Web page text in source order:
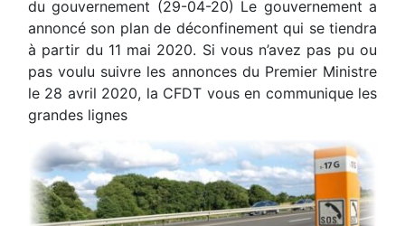
du gouvernement (29-04-20) Le gouvernement a
annoncé son plan de déconfinement qui se tiendra
à partir du 11 mai 2020. Si vous n’avez pas pu ou
pas voulu suivre les annonces du Premier Ministre
le 28 avril 2020, la CFDT vous en communique les
grandes lignes